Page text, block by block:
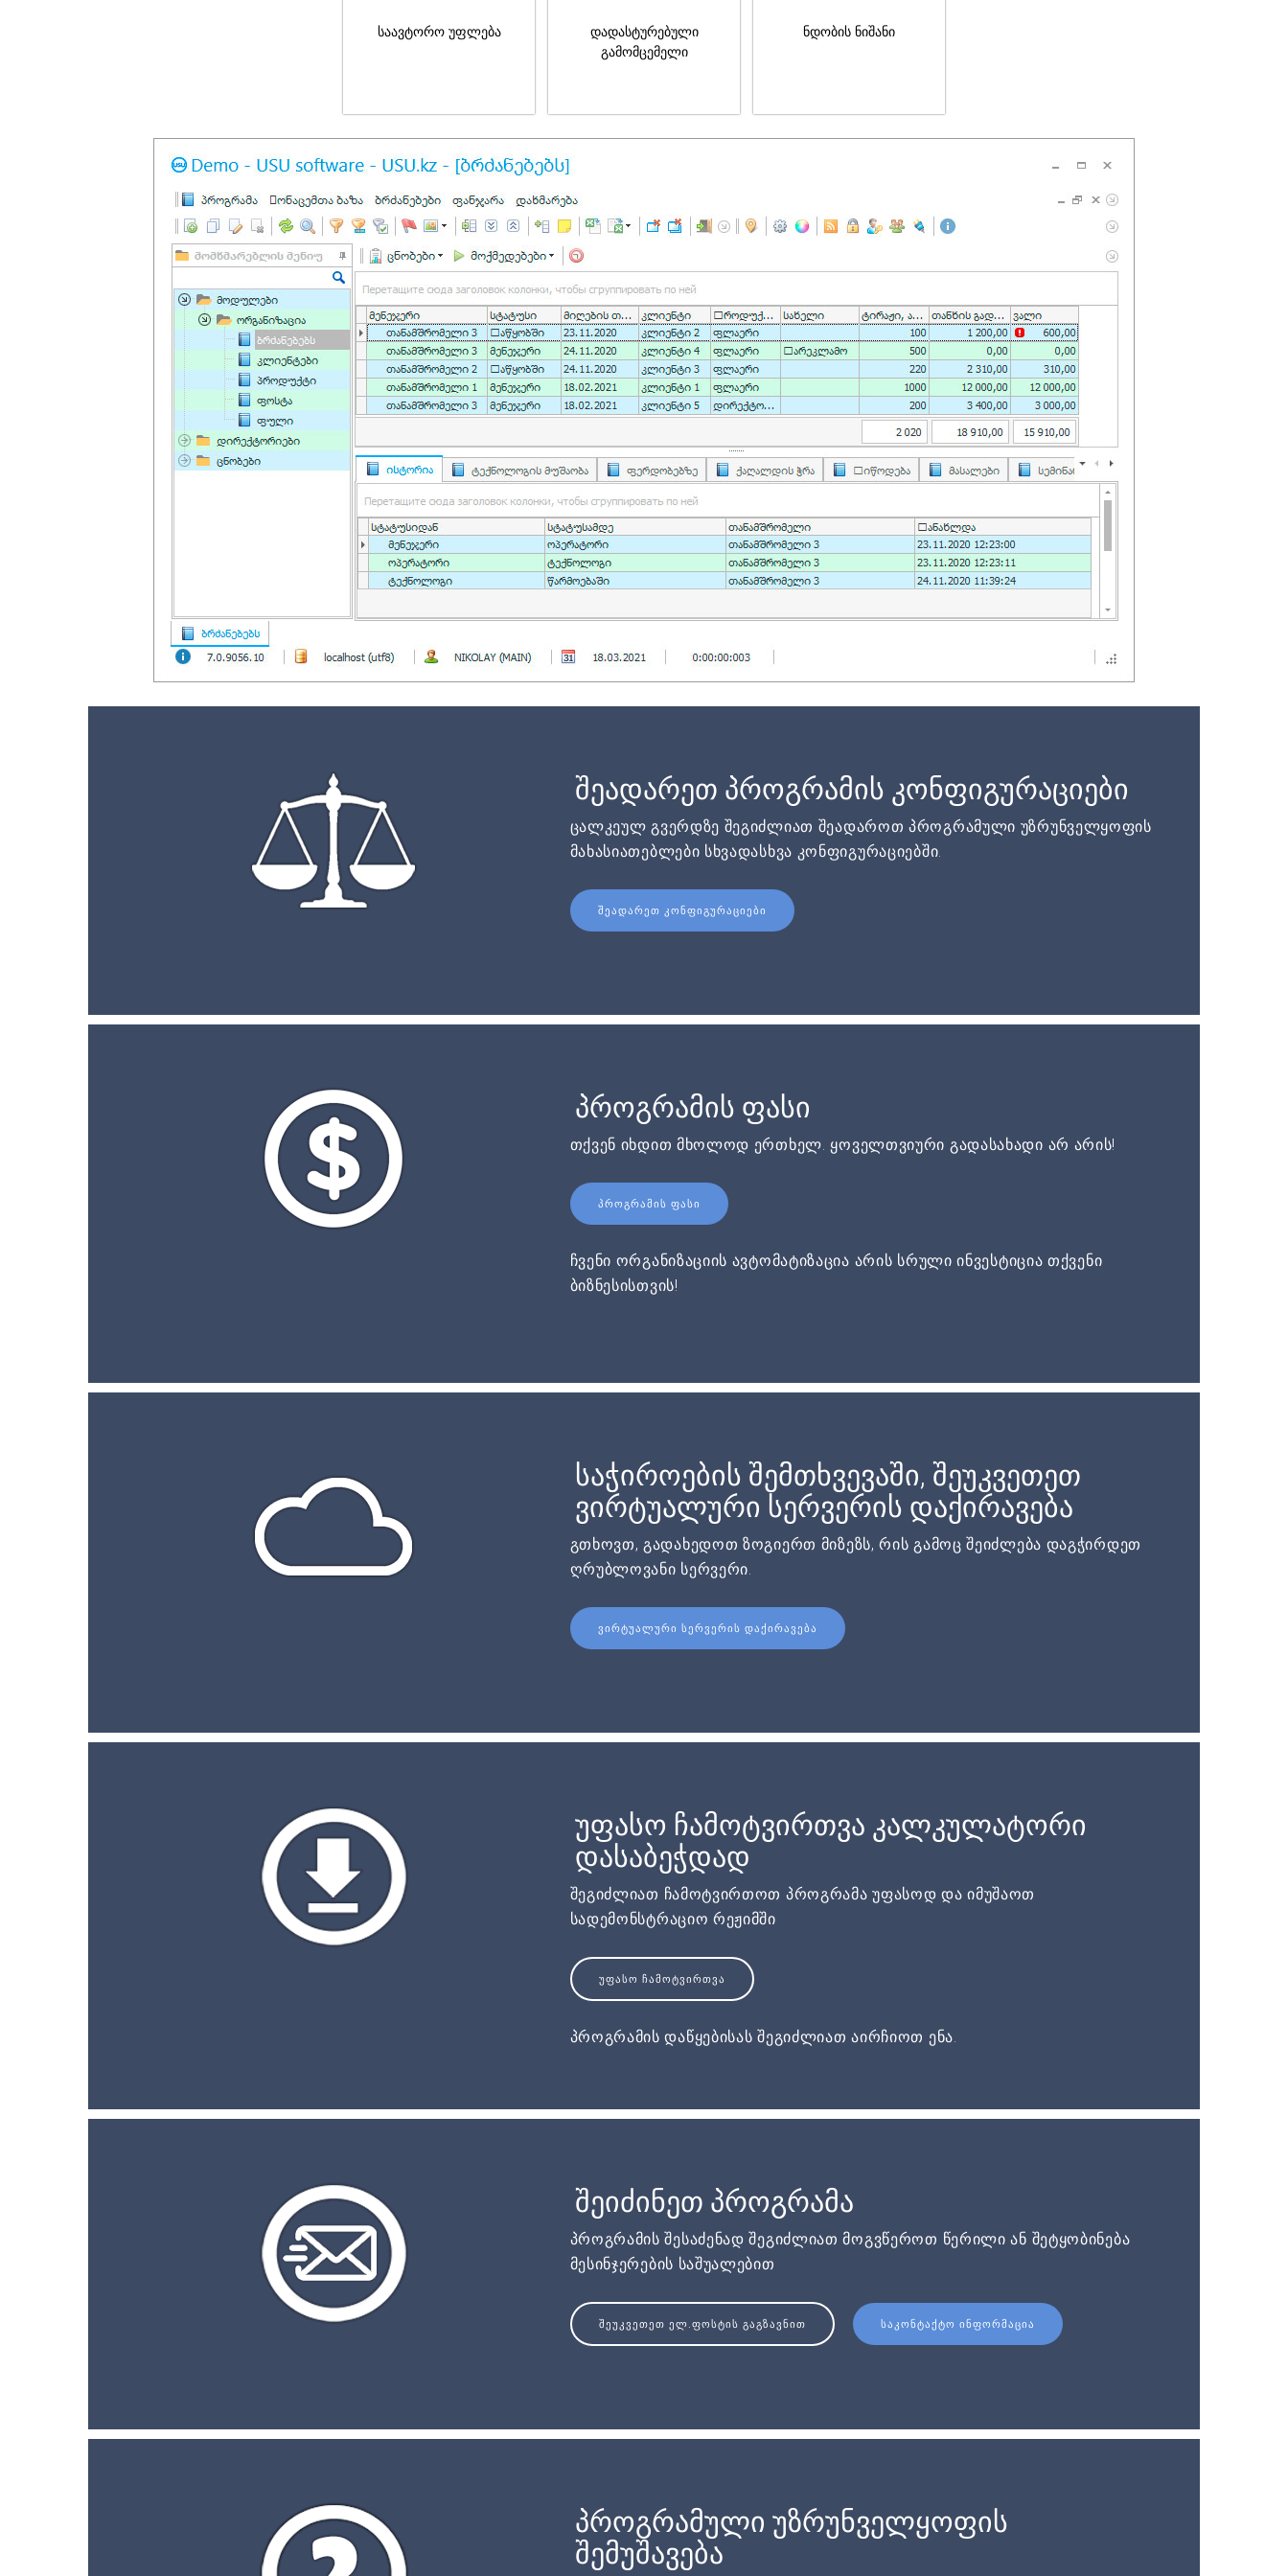
საავტორო უფლება
დადასტურებული
გამომცემელი
ნდობის ნიშანი
შეადარეთ პროგრამის კონფიგურაციები
ცალკეულ გვერდზე შეგიძლიათ შეადაროთ პროგრამული უზრუნველყოფის
მახასიათებლები სხვადასხვა კონფიგურაციებში.
ᲨᲔᲐᲓᲐᲠᲔᲗ ᲙᲝᲜᲤᲘᲒᲣᲠᲐᲪᲘᲔᲑᲘ
პროგრამის ფასი
თქვენ იხდით მხოლოდ ერთხელ. ყოველთვიური გადასახადი არ არის!
ᲞᲠᲝᲒᲠᲐᲛᲘᲡ ᲤᲐᲡᲘ
ჩვენი ორგანიზაციის ავტომატიზაცია არის სრული ინვესტიცია თქვენი
ბიზნესისთვის!
საჭიროების შემთხვევაში, შეუკვეთეთ
ვირტუალური სერვერის დაქირავება
გთხოვთ, გადახედოთ ზოგიერთ მიზეზს, რის გამოც შეიძლება დაგჭირდეთ
ღრუბლოვანი სერვერი.
ᲕᲘᲠᲢᲣᲐᲚᲣᲠᲘ ᲡᲔᲠᲕᲔᲠᲘᲡ ᲓᲐᲥᲘᲠᲐᲕᲔᲑᲐ
უფასო ჩამოტვირთვა კალკულატორი
დასაბეჭდად
შეგიძლიათ ჩამოტვირთოთ პროგრამა უფასოდ და იმუშაოთ
სადემონსტრაციო რეჟიმში
ᲣᲤᲐᲡᲝ ᲩᲐᲛᲝᲢᲕᲘᲠᲗᲕᲐ
პროგრამის დაწყებისას შეგიძლიათ აირჩიოთ ენა.
შეიძინეთ პროგრამა
პროგრამის შესაძენად შეგიძლიათ მოგვწეროთ წერილი ან შეტყობინება
მესინჯერების საშუალებით
ᲨᲔᲣᲙᲕᲔᲗᲔᲗ ᲔᲚ.ᲤᲝᲡᲢᲘᲡ ᲒᲐᲒᲖᲐᲕᲜᲘᲗ ᲡᲐᲙᲝᲜᲢᲐᲥᲢᲝ ᲘᲜᲤᲝᲠᲛᲐᲪᲘᲐ
პროგრამული უზრუნველყოფის
შემუშავება